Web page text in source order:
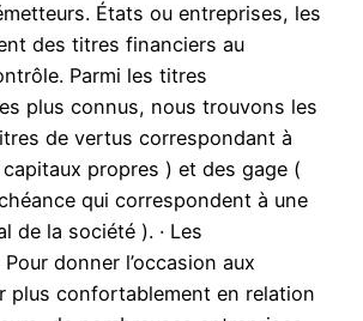
États ou entreprises, les
des titres financiers au
Parmi les titres
plus connus, nous trouvons les
de vertus correspondant à
propres ) et des gage (
qui correspondent à une
de la société ). · Les
donner l’occasion aux
plus confortablement en relation